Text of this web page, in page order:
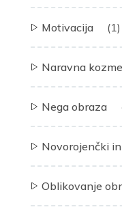
Motivacija (1)
Naravna
Nega obraza
Novorojenčki
Oblikovanje